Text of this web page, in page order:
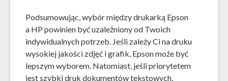
Podsumowując, wybór między drukarką Epson
a HP powinien być uzależniony od Twoich
indywidualnych potrzeb. Jeśli zależy Ci na druku
wysokiej jakości zdjęć i grafik, Epson może być
lepszym wyborem. Natomiast, jeśli priorytetem
jest szybki druk dokumentów tekstowych,